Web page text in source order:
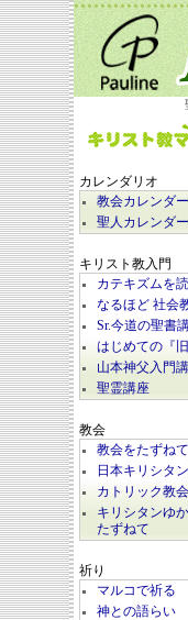
カレンダリオ
教会カレンダー
聖人カレンダー
キリスト教入門
カテキズムを
なるほど 社会
Sr.今道の聖書
はじめての『旧
山本神父入門
聖霊講座
教会
教会をたずねて
日本キリシタ
カトリック教
キリシタンゆ
たずねて
祈り
マルコで祈る
神との語らい